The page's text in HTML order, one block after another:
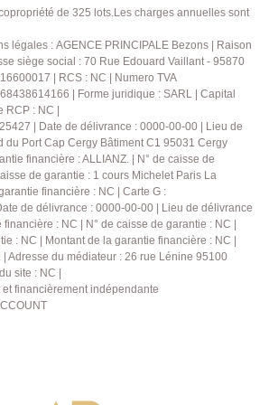
deux chambres. Sans oublier un
office de second espace
et de personnaliser
deux espaces extérieurs différents et
end ensoleillé en famille après
de travail au bureau ! Cerise sur
en sous-sol sécurisé vous
votre véhicule en toute
offrant en complément un espace de
Rare avec ses
extérieurs et l'avantage non
été entièrement rénové très
informations contactez l'Agence
afin d'organiser une visite, AP : 01 34 34 39 29
de 325 lots.Les charges annuelles sont
légales : AGENCE PRINCIPALE Bezons | Raison
siège social : 70 Rue Edouard Vaillant - 95870
| RCS : NC | Numero TVA
| Forme juridique : SARL | Capital
RCP : NC |
| Date de délivrance : 0000-00-00 | Lieu de
du Port Cap Cergy Bâtiment C1 95031 Cergy
financière : ALLIANZ. | N° de caisse de
de garantie : 1 cours Michelet Paris La
financière : NC | Carte G :
de délivrance : 0000-00-00 | Lieu de délivrance
: NC | N° de caisse de garantie : NC |
: NC | Montant de la garantie financière : NC |
| Adresse du médiateur : 26 rue Lénine 95100
site : NC |
financièrement indépendante